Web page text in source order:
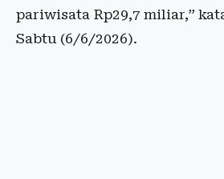
pariwisata Rp29,7 miliar,”
Sabtu (6/6/2026).